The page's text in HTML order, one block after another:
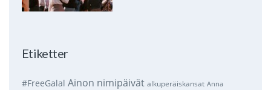
Etiketter
#FreeGalal Ainon nimipäivät alkuperäiskansat Anna